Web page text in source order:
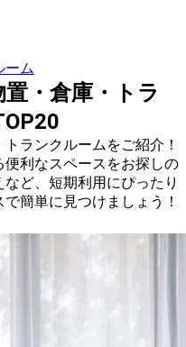
ーム
・倉庫・トラ
ランクルームをご紹介！
利なスペースをお探しの
ど、短期利用にぴったり
簡単に見つけましょう！